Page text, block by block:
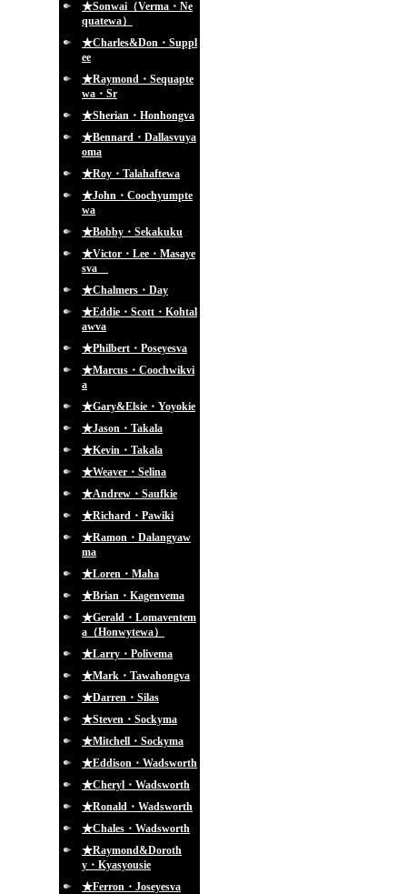
★Sonwai（Verma・Ne
quatewa）
★Charles&Don・Suppl
ee
★Raymond・Sequapte
wa・Sr
★Sherian・Honhongva
★Bennard・Dallasvuya
oma
★Roy・Talahaftewa
★John・Coochyumpte
wa
★Bobby・Sekakuku
★Victor・Lee・Masaye
sva
★Chalmers・Day
★Eddie・Scott・Kohtal
awva
★Philbert・Poseyesva
★Marcus・Coochwikvi
a
★Gary&Elsie・Yoyokie
★Jason・Takala
★Kevin・Takala
★Weaver・Selina
★Andrew・Saufkie
★Richard・Pawiki
★Ramon・Dalangyaw
ma
★Loren・Maha
★Brian・Kagenvema
★Gerald・Lomaventem
a（Honwytewa）
★Larry・Polivema
★Mark・Tawahongva
★Darren・Silas
★Steven・Sockyma
★Mitchell・Sockyma
★Eddison・Wadsworth
★Cheryl・Wadsworth
★Ronald・Wadsworth
★Chales・Wadsworth
★Raymond&Doroth
y・Kyasyousie
★Ferron・Joseyesva